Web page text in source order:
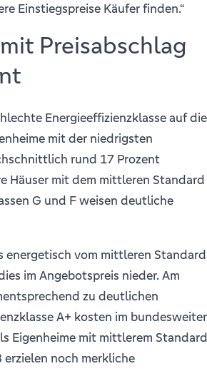
Einstiegspreise Käufer finden.“
Preisabschlag
Energieeffizienzklasse auf die
mit der niedrigsten
rund 17 Prozent
Häuser mit dem mittleren Standard
G und F weisen deutliche
energetisch vom mittleren Standard
im Angebotspreis nieder. Am
zu deutlichen
A+ kosten im
Eigenheime mit mittlerem
erzielen noch merkliche